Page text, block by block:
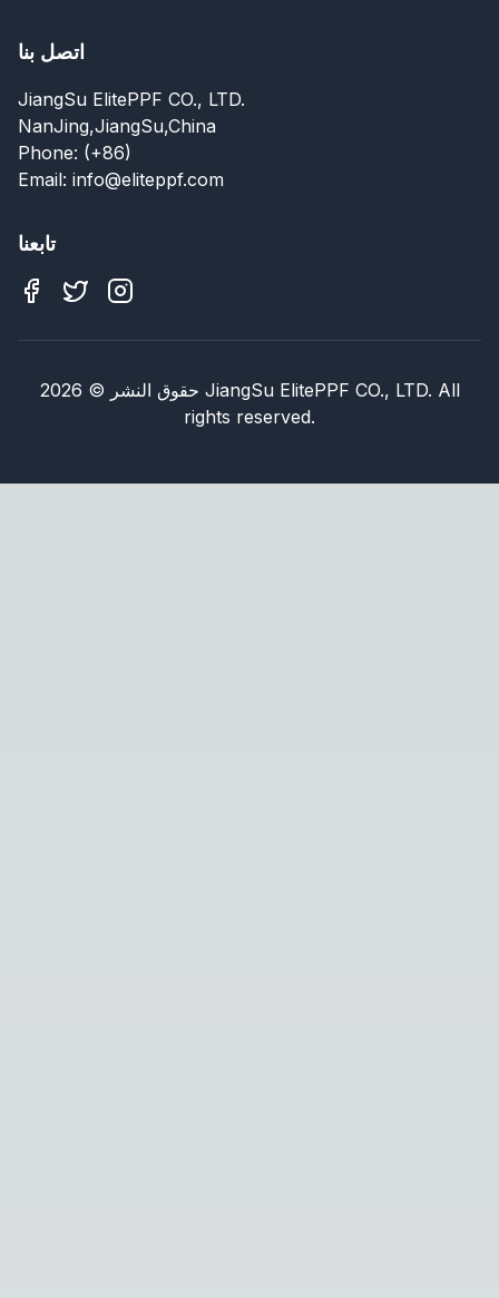
اتصل بنا
JiangSu ElitePPF CO., LTD.
NanJing,JiangSu,China
Phone: (+86)
Email: info@eliteppf.com
تابعنا
حقوق النشر ©
2026
JiangSu ElitePPF CO., LTD. All
rights reserved.